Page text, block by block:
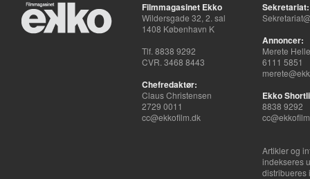
Filmmagasinet Ekko
Wildersgade 32, 2. sal
1408 København K
Tlf. 8838 9292
CVR. 3468 8443
Chefredaktør:
Claus Christensen
2729 0011
cc@ekkofilm.dk
Sekretariat:
Annoncer:
Merete
6111 5851
Ekko
8838 9292
Artikler og
indekseres
distribueres